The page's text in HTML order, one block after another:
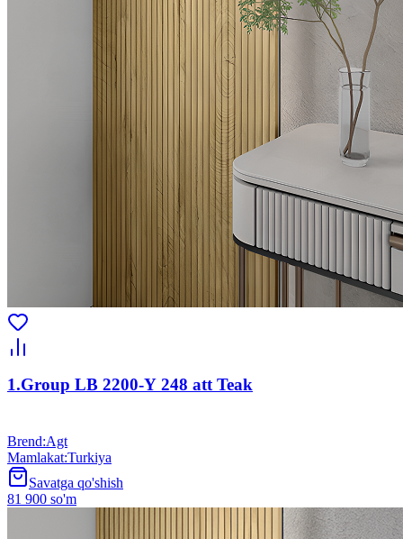
1.Group LB 2200-Y 248 att Teak
Brend:Agt
Mamlakat:Turkiya
Savatga qo'shish
81 900 so'm